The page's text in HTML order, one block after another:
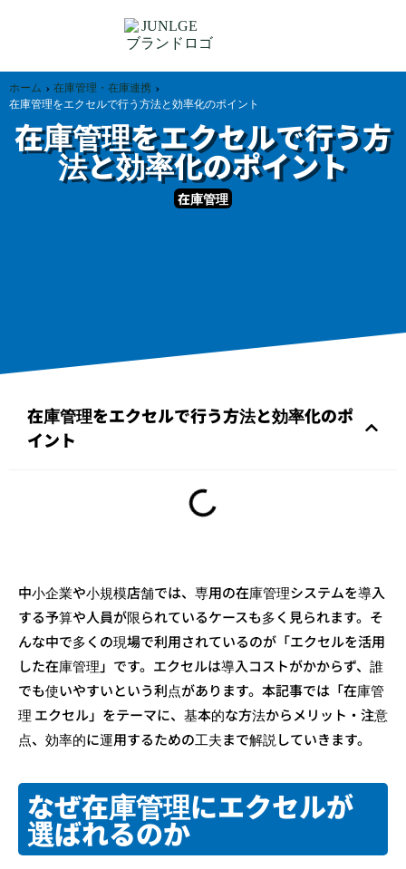
ホーム › 在庫管理・在庫連携 ›
在庫管理をエクセルで行う方法と効率化のポイント
在庫管理をエクセルで行う方
法と効率化のポイント
在庫管理
在庫管理をエクセルで行う方法と効率化のポ
イント
中小企業や小規模店舗では、専用の在庫管理システムを導入
する予算や人員が限られているケースも多く見られます。そ
んな中で多くの現場で利用されているのが「エクセルを活用
した在庫管理」です。エクセルは導入コストがかからず、誰
でも使いやすいという利点があります。本記事では「在庫管
理 エクセル」をテーマに、基本的な方法からメリット・注意
点、効率的に運用するための工夫まで解説していきます。
なぜ在庫管理にエクセルが
選ばれるのか